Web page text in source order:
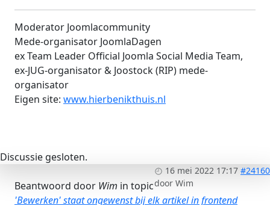
Moderator Joomlacommunity
Mede-organisator JoomlaDagen
ex Team Leader Official Joomla Social Media Team,
ex-JUG-organisator & Joostock (RIP) mede-
organisator
Eigen site: www.hierbenikthuis.nl
Discussie gesloten.
16 mei 2022 17:17 #24160
door Wim
Beantwoord door Wim in topic
'Bewerken' staat ongewenst bij elk artikel in frontend